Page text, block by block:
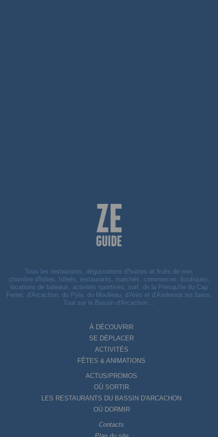
Tous les restaurants, dégustations d'huitres et fruits de mer,
chambre d'hôtes, hôtels, restaurants, marchés, commerces, boutiques,
locations de bateaux, activités sportives, surf, de la Presqu'île du Cap
Ferret, d'Arcachon, du Pyla, du Moulleau, d'Arès et d'Andernos les bains.
Tout sur le Bassin d'Arcachon ...
À DÉCOUVRIR
SE DÉPLACER
ACTIVITÉS
FÊTES & ANIMATIONS
ACTUS/PROMOS
OÙ SORTIR
LES RESTAURANTS DU BASSIN D'ARCACHON
OÙ DORMIR
Contacts